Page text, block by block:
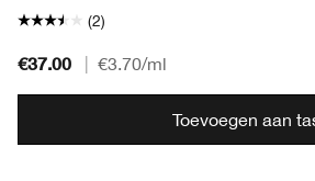
(2)
€37.00 €3.70/ml
Toevoegen aan